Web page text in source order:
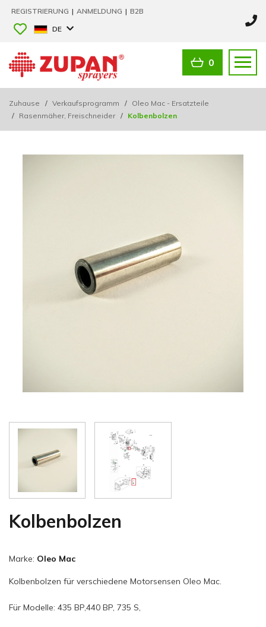
REGISTRIERUNG | ANMELDUNG | B2B
DE
0
Zuhause / Verkaufsprogramm / Oleo Mac - Ersatzteile
/ Rasenmäher, Freischneider / Kolbenbolzen
Kolbenbolzen
Marke: Oleo Mac
Kolbenbolzen für verschiedene Motorsensen Oleo Mac.
Für Modelle: 435 BP,440 BP, 735 S,